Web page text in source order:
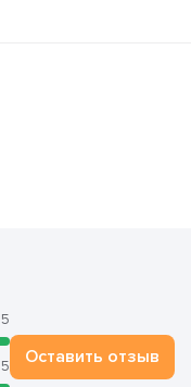
5
5 Оставить отзыв